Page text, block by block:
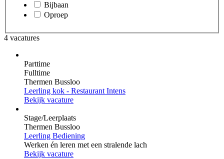
Bijbaan
Oproep
4 vacatures
Parttime
Fulltime
Thermen Bussloo
Leerling kok - Restaurant Intens
Bekijk vacature
Stage/Leerplaats
Thermen Bussloo
Leerling Bediening
Werken én leren met een stralende lach
Bekijk vacature